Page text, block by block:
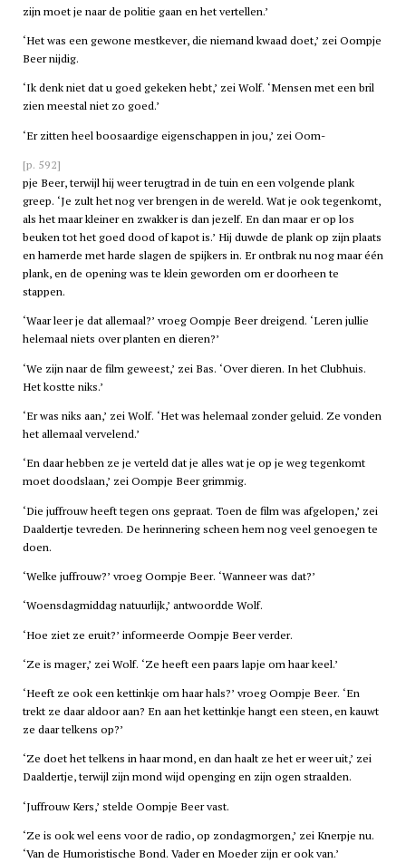
zijn moet je naar de politie gaan en het vertellen.’
‘Het was een gewone mestkever, die niemand kwaad doet,’ zei Oompje
Beer nijdig.
‘Ik denk niet dat u goed gekeken hebt,’ zei Wolf. ‘Mensen met een bril
zien meestal niet zo goed.’
‘Er zitten heel boosaardige eigenschappen in jou,’ zei Oom-
[p. 592]
pje Beer, terwijl hij weer terugtrad in de tuin en een volgende plank
greep. ‘Je zult het nog ver brengen in de wereld. Wat je ook tegenkomt,
als het maar kleiner en zwakker is dan jezelf. En dan maar er op los
beuken tot het goed dood of kapot is.’ Hij duwde de plank op zijn plaats
en hamerde met harde slagen de spijkers in. Er ontbrak nu nog maar één
plank, en de opening was te klein geworden om er doorheen te
stappen.
‘Waar leer je dat allemaal?’ vroeg Oompje Beer dreigend. ‘Leren jullie
helemaal niets over planten en dieren?’
‘We zijn naar de film geweest,’ zei Bas. ‘Over dieren. In het Clubhuis.
Het kostte niks.’
‘Er was niks aan,’ zei Wolf. ‘Het was helemaal zonder geluid. Ze vonden
het allemaal vervelend.’
‘En daar hebben ze je verteld dat je alles wat je op je weg tegenkomt
moet doodslaan,’ zei Oompje Beer grimmig.
‘Die juffrouw heeft tegen ons gepraat. Toen de film was afgelopen,’ zei
Daaldertje tevreden. De herinnering scheen hem nog veel genoegen te
doen.
‘Welke juffrouw?’ vroeg Oompje Beer. ‘Wanneer was dat?’
‘Woensdagmiddag natuurlijk,’ antwoordde Wolf.
‘Hoe ziet ze eruit?’ informeerde Oompje Beer verder.
‘Ze is mager,’ zei Wolf. ‘Ze heeft een paars lapje om haar keel.’
‘Heeft ze ook een kettinkje om haar hals?’ vroeg Oompje Beer. ‘En
trekt ze daar aldoor aan? En aan het kettinkje hangt een steen, en kauwt
ze daar telkens op?’
‘Ze doet het telkens in haar mond, en dan haalt ze het er weer uit,’ zei
Daaldertje, terwijl zijn mond wijd openging en zijn ogen straalden.
‘Juffrouw Kers,’ stelde Oompje Beer vast.
‘Ze is ook wel eens voor de radio, op zondagmorgen,’ zei Knerpje nu.
‘Van de Humoristische Bond. Vader en Moeder zijn er ook van.’